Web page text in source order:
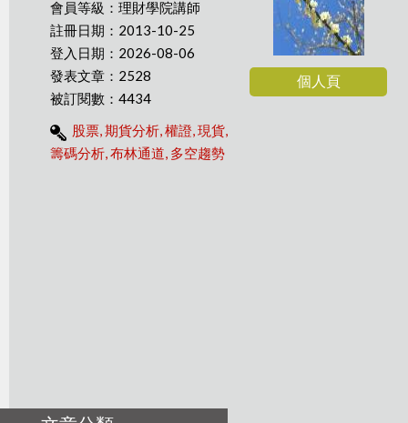
會員等級：理財學院講師
註冊日期：2013-10-25
登入日期：2026-08-06
發表文章：2528
被訂閱數：4434
股票, 期貨分析, 權證, 現貨,
籌碼分析, 布林通道, 多空趨勢
個人頁